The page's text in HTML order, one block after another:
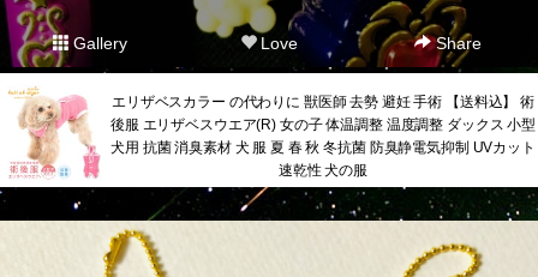
Gallery Love Share
エリザベスカラー の代わりに 獣医師 去勢 避妊 手術 【送料込】 術
後服 エリザベスウエア(R) 女の子 体温調整 温度調整 ダックス 小型
犬用 抗菌 消臭素材 犬 服 夏 春 秋 冬抗菌 防臭静電気抑制 UVカット
速乾性 犬の服